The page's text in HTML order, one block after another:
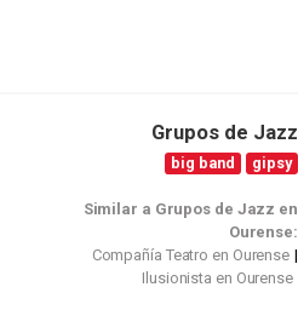
Grupos de Jazz
big band gipsy
Similar a Grupos de Jazz en
Ourense:
Compañía Teatro en Ourense
Ilusionista en Ourense